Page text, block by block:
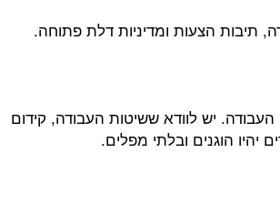
תיבות הצעות ומדיניות דלת פתוחה.
יש לוודא ששיטות העבודה, קידום
יהיו הוגנים ובלתי מפלים.